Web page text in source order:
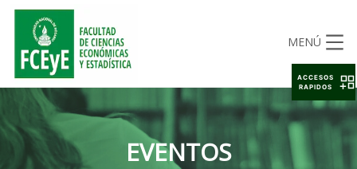
MENÚ
EVENTOS
ACCESOS
RAPIDOS